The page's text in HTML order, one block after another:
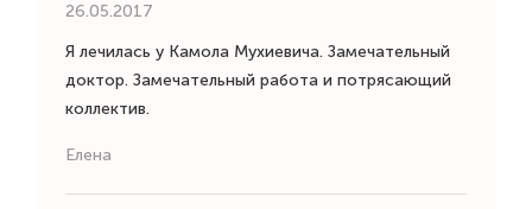
26.05.2017
Я лечилась у Камола Мухиевича. Замечательный
доктор. Замечательный работа и потрясающий
коллектив.
Елена